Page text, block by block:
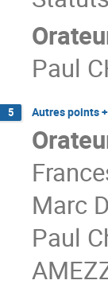
Paul
5 Autres points
Marc
Paul